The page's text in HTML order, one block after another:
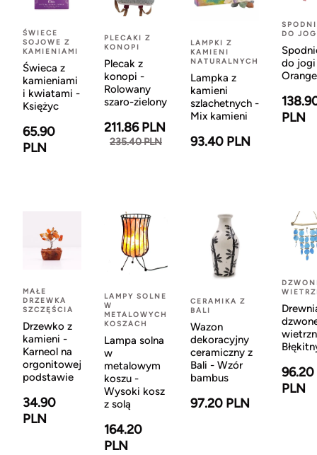
ŚWIECE
SOJOWE Z
KAMIENIAMI
Świeca z
kamieniami
i kwiatami -
Księżyc
65.90
PLN
PLECAKI Z
KONOPI
Plecak z
konopi -
Rolowany
szaro-zielony
211.86 PLN
235.40 PLN
LAMPKI Z
KAMIENI
NATURALNYCH
Lampka z
kamieni
szlachetnych -
Mix kamieni
93.40 PLN
DO
do
Orange
PLN
MAŁE
DRZEWKA
SZCZĘŚCIA
Drzewko z
kamieni -
Karneol na
orgonitowej
podstawie
34.90
PLN
LAMPY SOLNE
W
METALOWYCH
KOSZACH
Lampa solna
w
metalowym
koszu -
Wysoki kosz
z solą
164.20
PLN
CERAMIKA Z
BALI
Wazon
dekoracyjny
ceramiczny z
Bali - Wzór
bambus
97.20 PLN
96.20
PLN